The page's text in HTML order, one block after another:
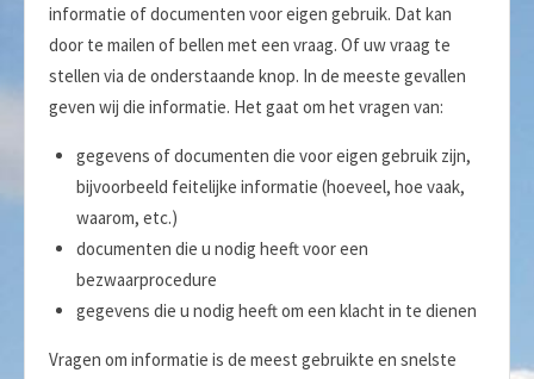
informatie of documenten voor eigen gebruik. Dat kan
door te mailen of bellen met een vraag. Of uw vraag te
stellen via de onderstaande knop. In de meeste gevallen
geven wij die informatie. Het gaat om het vragen van:
gegevens of documenten die voor eigen gebruik zijn,
bijvoorbeeld feitelijke informatie (hoeveel, hoe vaak,
waarom, etc.)
documenten die u nodig heeft voor een
bezwaarprocedure
gegevens die u nodig heeft om een klacht in te dienen
Vragen om informatie is de meest gebruikte en snelste